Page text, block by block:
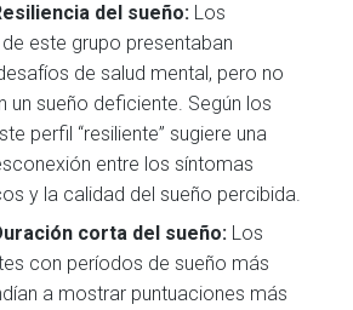
del sueño: Los
este grupo presentaban
de salud mental, pero no
un sueño deficiente. Según los
perfil “resiliente” sugiere una
entre los síntomas
y la calidad del sueño percibida.
corta del sueño: Los
con períodos de sueño más
a mostrar puntuaciones más